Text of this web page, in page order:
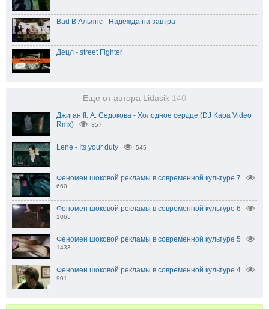
Bad B Альянс - Надежда на завтра
Децл - street Fighter
Еще от автора Lidasik 140
Джиган ft. А. Седокова - Холодное сердце (DJ Kapa Video
Rmx)
357
Lene - Its your duty 545
Феномен шоковой рекламы в современной культуре 7
660
Феномен шоковой рекламы в современной культуре 6
1065
Феномен шоковой рекламы в современной культуре 5
1433
Феномен шоковой рекламы в современной культуре 4
901